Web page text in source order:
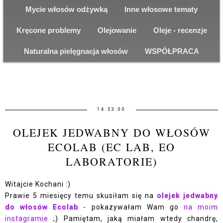
Mycie włosów odżywką Inne włosowe tematy
Kręcone problemy Olejowanie Oleje - recenzje
Naturalna pielęgnacja włosów WSPÓŁPRACA
14:53:00
OLEJEK JEDWABNY DO WŁOSÓW
ECOLAB (EC LAB, EO
LABORATORIE)
Witajcie Kochani :)
Prawie 5 miesięcy temu skusiłam się na olejek jedwabny
do włosów Ecolab - pokazywałam Wam go na moim
instagramie;) Pamiętam, jaką miałam wtedy chandrę,